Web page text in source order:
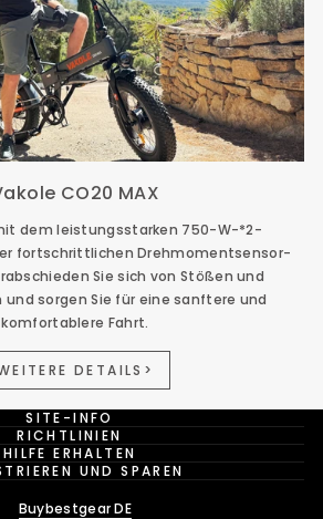
CO20 MAX
dem leistungsstarken 750-W-*2-
fortschrittlichen Drehmomentsensor-
Sie sich von Stößen und
sorgen Sie für eine sanftere und
komfortablere Fahrt.
DETAILS>
SITE-INFO
RICHTLINIEN
HILFE ERHALTEN
UND SPAREN
Buybestgear DE